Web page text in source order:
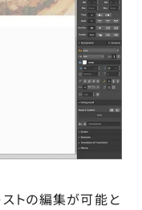
トの編集が可能と